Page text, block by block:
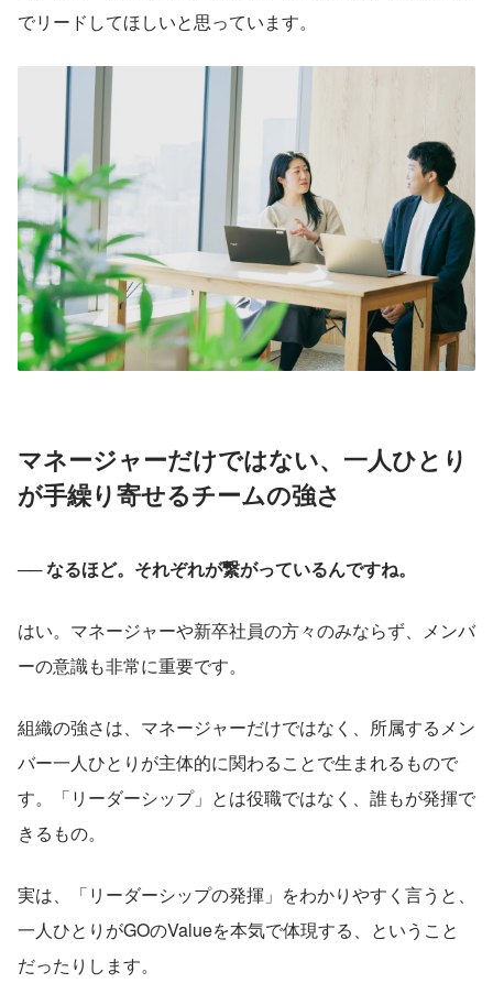
でリードしてほしいと思っています。
マネージャーだけではない、一人ひとり
が手繰り寄せるチームの強さ
── なるほど。それぞれが繋がっているんですね。
はい。マネージャーや新卒社員の方々のみならず、メンバ
ーの意識も非常に重要です。
組織の強さは、マネージャーだけではなく、所属するメン
バー一人ひとりが主体的に関わることで生まれるもので
す。「リーダーシップ」とは役職ではなく、誰もが発揮で
きるもの。
実は、「リーダーシップの発揮」をわかりやすく言うと、
一人ひとりがGOのValueを本気で体現する、ということ
だったりします。